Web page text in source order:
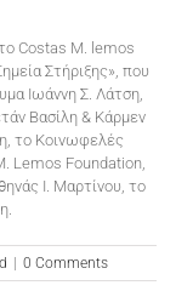
Costas M. lemos
Στήριξης», που
Ιωάννη Σ. Λάτση,
Βασίλη & Κάρμεν
το Κοινωφελές
Lemos Foundation,
Ι. Μαρτίνου, το
0 Comments